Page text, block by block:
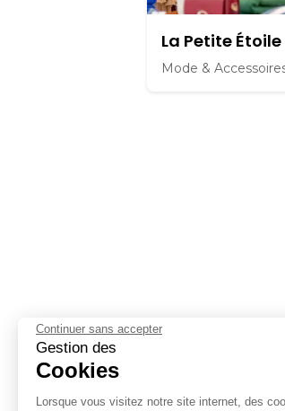
Continuer sans accepter
Gestion des
Cookies
Lorsque vous visitez notre site
La Petite Étoile
Mode &